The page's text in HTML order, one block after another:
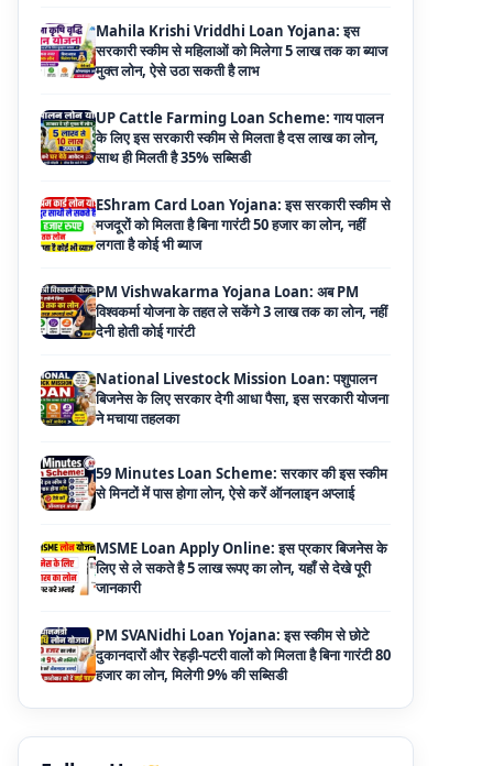
UP Cattle Farming Loan Scheme: गाय पालन
के लिए इस सरकारी स्कीम से मिलता है दस लाख का लोन,
EShram Card Loan Yojana: इस सरकारी स्कीम से
मजदूरों को मिलता है बिना गारंटी 50 हजार का लोन, नहीं
PM Vishwakarma Yojana Loan: अब PM
विश्वकर्मा योजना के तहत ले सकेंगे 3 लाख तक का लोन, नहीं
National Livestock Mission Loan: पशुपालन
बिजनेस के लिए सरकार देगी आधा पैसा, इस सरकारी योजना
59 Minutes Loan Scheme: सरकार की इस स्कीम
से मिनटों में पास होगा लोन, ऐसे करें ऑनलाइन अप्लाई
MSME Loan Apply Online: इस प्रकार बिजनेस के
लिए से ले सकते है 5 लाख रूपए का लोन, यहाँ से देखे पूरी
PM SVANidhi Loan Yojana: इस स्कीम से छोटे
दुकानदारों और रेहड़ी-पटरी वालों को मिलता है बिना गारंटी 80
Haryana Self Help Group Loan 2026: स्वयं
सहायता समूह महिलाओं को मिल रहा है ₹10 लाख तक का